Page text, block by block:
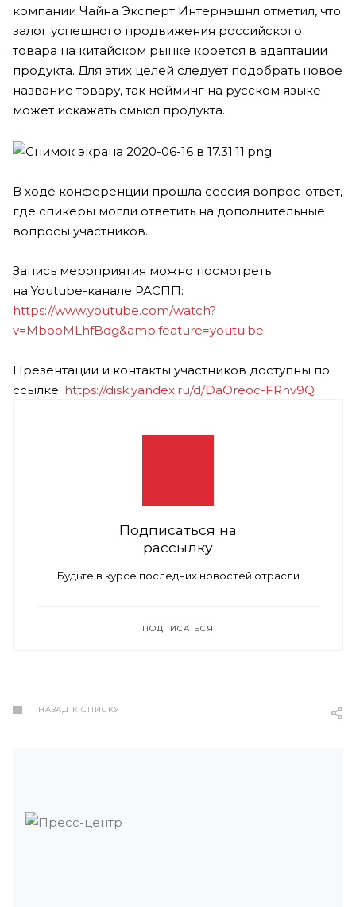
компании Чайна Эксперт Интернэшнл отметил, что
залог успешного продвижения российского
товара на китайском рынке кроется в адаптации
продукта. Для этих целей следует подобрать новое
название товару, так нейминг на русском языке
может искажать смысл продукта.
В ходе конференции прошла сессия вопрос-ответ,
где спикеры могли ответить на дополнительные
вопросы участников.
Запись мероприятия можно посмотреть
на Youtube-канале РАСПП:
https://www.youtube.com/watch?
v=MbooMLhfBdg&amp;feature=youtu.be
Презентации и контакты участников доступны по
ссылке: https://disk.yandex.ru/d/DaOreoc-FRhv9Q
Подписаться на
рассылку
Будьте в курсе последних новостей отрасли
ПОДПИСАТЬСЯ
НАЗАД К СПИСКУ